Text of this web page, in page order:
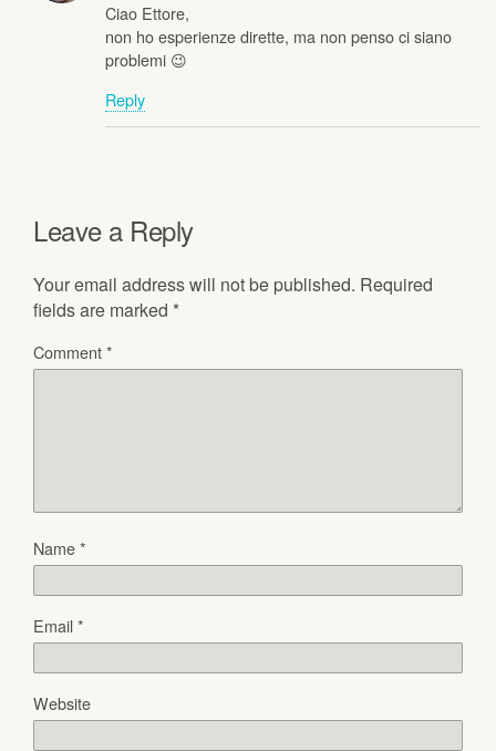
Ciao Ettore,
non ho esperienze dirette, ma non penso ci siano
problemi 😉
Reply
Leave a Reply
Your email address will not be published. Required
fields are marked *
Comment*
Name*
Email*
Website